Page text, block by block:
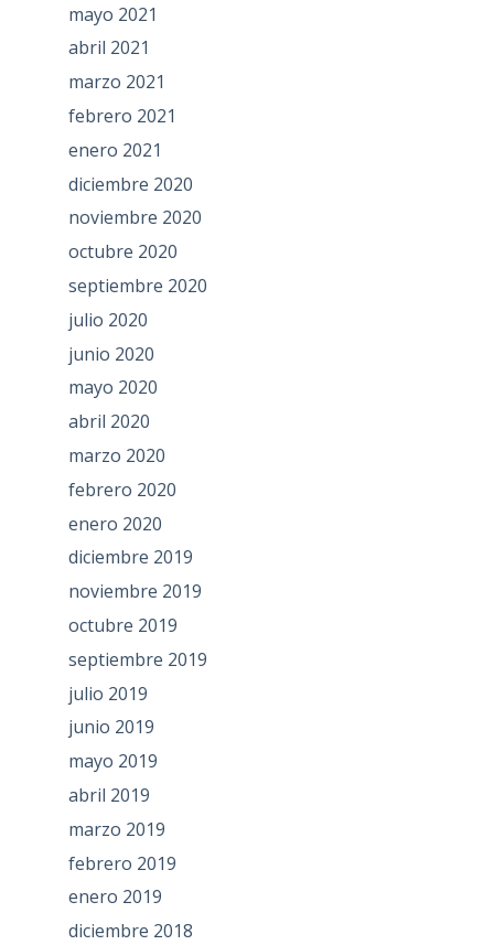
mayo 2021
abril 2021
marzo 2021
febrero 2021
enero 2021
diciembre 2020
noviembre 2020
octubre 2020
septiembre 2020
julio 2020
junio 2020
mayo 2020
abril 2020
marzo 2020
febrero 2020
enero 2020
diciembre 2019
noviembre 2019
octubre 2019
septiembre 2019
julio 2019
junio 2019
mayo 2019
abril 2019
marzo 2019
febrero 2019
enero 2019
diciembre 2018